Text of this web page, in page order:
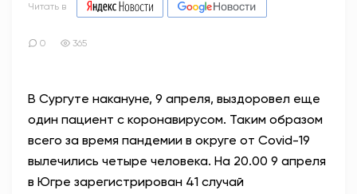
ЭТО У НАС СЕМЕЙНОЕ
АНТИТЕРРОР
НОВОСТИ
Читать в
0 365
В Сургуте накануне, 9 апреля, выздоровел еще
один пациент с коронавирусом. Таким образом
всего за время пандемии в округе от Covid-19
вылечились четыре человека. На 20.00 9 апреля
в Югре зарегистрирован 41 случай